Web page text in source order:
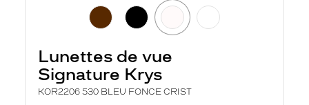
Lunettes de vue
Signature Krys
KOR2206 530 BLEU FONCE CRIST